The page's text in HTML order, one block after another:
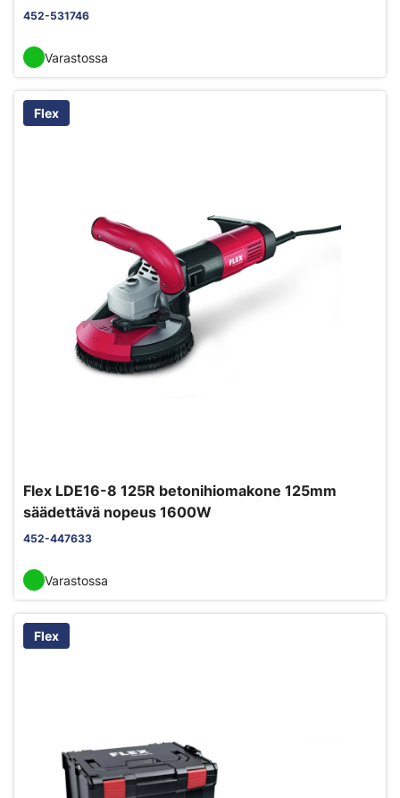
452-531746
Varastossa
Flex
Flex LDE16-8 125R betonihiomakone 125mm
säädettävä nopeus 1600W
452-447633
Varastossa
Flex